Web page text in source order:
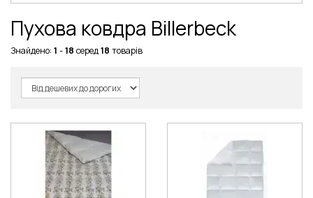
Пухова ковдра Billerbeck
Знайдено: 1 -18 серед18 товарів